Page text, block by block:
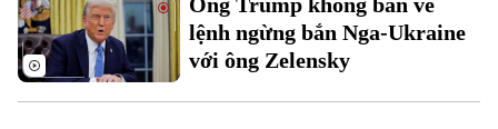
Đất đai
Kinh nghiệm
Xe máy
Thị trường
Tuyển sinh
Hướng nghiệp
Tin tức
Sức khỏe
Y tế
lệnh ngừng bắn Nga-Ukraine
với ông Zelensky